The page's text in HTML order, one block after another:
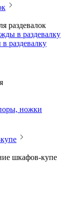
раздевалок
в раздевалку
раздевалку
ножки
шкафов-купе